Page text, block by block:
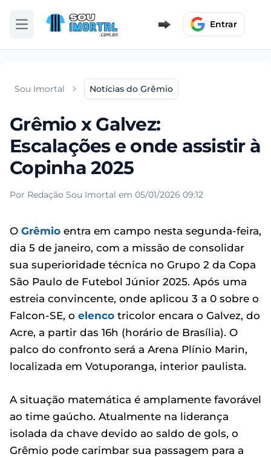
Abrir menu Entrar
Sou Imortal Notícias do Grêmio
Grêmio x Galvez:
Escalações e onde assistir à
Copinha 2025
Por Redação Sou Imortal em 05/01/2026 09:12
O Grêmio entra em campo nesta segunda-feira,
dia 5 de janeiro, com a missão de consolidar
sua superioridade técnica no Grupo 2 da Copa
São Paulo de Futebol Júnior 2025. Após uma
estreia convincente, onde aplicou 3 a 0 sobre o
Falcon-SE, o elenco tricolor encara o Galvez, do
Acre, a partir das 16h (horário de Brasília). O
palco do confronto será a Arena Plínio Marin,
localizada em Votuporanga, interior paulista.
A situação matemática é amplamente favorável
ao time gaúcho. Atualmente na liderança
isolada da chave devido ao saldo de gols, o
Grêmio pode carimbar sua passagem para a